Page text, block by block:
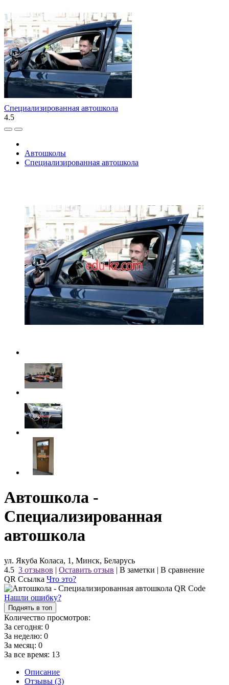
Специализированная автошкола
4.5
Автошколы
Специализированная автошкола
Автошкола -
Специализированная
автошкола
ул. Якуба Коласа, 1, Минск, Беларусь
4.5 3 отзывов | Оставить отзыв | В заметки | В сравнение
QR Ссылка Что это?
Нашли ошибку?
Поднять в топ
Количество просмотров:
За сегодня: 0
За неделю: 0
За месяц: 0
За все время: 13
Описание
Отзывы (3)